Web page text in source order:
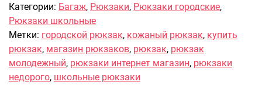
Сумки поясные
Сумки пляжные
Сумки для ноутбуков
Сумки-тележки хозяйственные
Сумки-рюкзаки на колёсах
Категории: Багаж, Рюкзаки, Рюкзаки городские,
Рюкзаки школьные
Метки: городской рюкзак, кожаный рюкзак, купить
рюкзак, магазин рюкзаков, рюкзак, рюкзак
молодежный, рюкзаки интернет магазин, рюкзаки
недорого, школьные рюкзаки